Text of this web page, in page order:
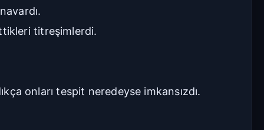
titreşimlerdi.
onları tespit neredeyse imkansızdı.